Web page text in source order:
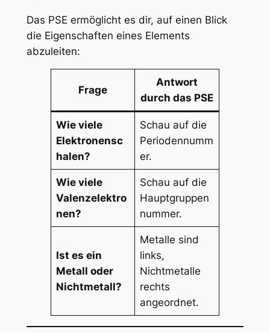
Das PSE ermöglicht es dir, auf einen Blick
die Eigenschaften eines Elements
abzuleiten:
Frage
Antwort
durch das PSE
Wie viele
Elektronensc
halen?
Schau auf die
Periodennumm
er.
Wie viele
Valenzelektro
nen?
Schau auf die
Hauptgruppen
nummer.
Ist es ein
Metall oder
Nichtmetall?
Metalle sind
links,
Nichtmetalle
rechts
angeordnet.